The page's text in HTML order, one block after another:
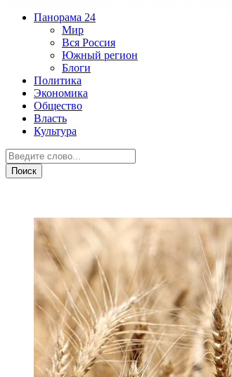
Панорама 24
Мир
Вся Россия
Южный регион
Блоги
Политика
Экономика
Общество
Власть
Культура